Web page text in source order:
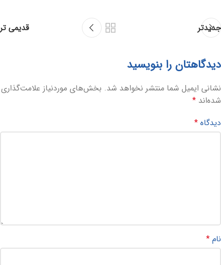
جدیدتر قدیمی تر
دیدگاهتان را بنویسید
نشانی ایمیل شما منتشر نخواهد شد. بخش‌های موردنیاز علامت‌گذاری
شده‌اند *
دیدگاه *
نام *